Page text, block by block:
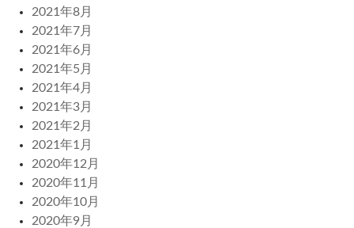
2021年8月
2021年7月
2021年6月
2021年5月
2021年4月
2021年3月
2021年2月
2021年1月
2020年12月
2020年11月
2020年10月
2020年9月